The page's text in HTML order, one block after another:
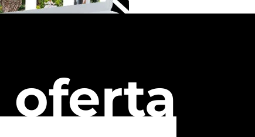
oferta